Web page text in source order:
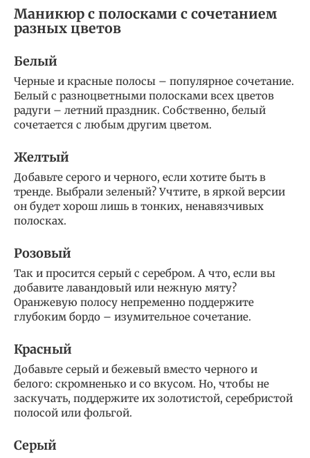
Маникюр с полосками с сочетанием
разных цветов
Белый
Черные и красные полосы – популярное сочетание.
Белый с разноцветными полосками всех цветов
радуги – летний праздник. Собственно, белый
сочетается с любым другим цветом.
Желтый
Добавьте серого и черного, если хотите быть в
тренде. Выбрали зеленый? Учтите, в яркой версии
он будет хорош лишь в тонких, ненавязчивых
полосках.
Розовый
Так и просится серый с серебром. А что, если вы
добавите лавандовый или нежную мяту?
Оранжевую полосу непременно поддержите
глубоким бордо – изумительное сочетание.
Красный
Добавьте серый и бежевый вместо черного и
белого: скромненько и со вкусом. Но, чтобы не
заскучать, поддержите их золотистой, серебристой
полосой или фольгой.
Серый